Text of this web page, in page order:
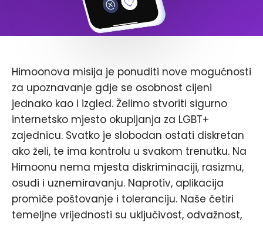
Himoonova misija je ponuditi nove mogućnosti
za upoznavanje gdje se osobnost cijeni
jednako kao i izgled. Želimo stvoriti sigurno
internetsko mjesto okupljanja za LGBT+
zajednicu. Svatko je slobodan ostati diskretan
ako želi, te ima kontrolu u svakom trenutku. Na
Himoonu nema mjesta diskriminaciji, rasizmu,
osudi i uznemiravanju. Naprotiv, aplikacija
promiče poštovanje i toleranciju. Naše četiri
temeljne vrijednosti su uključivost, odvažnost,